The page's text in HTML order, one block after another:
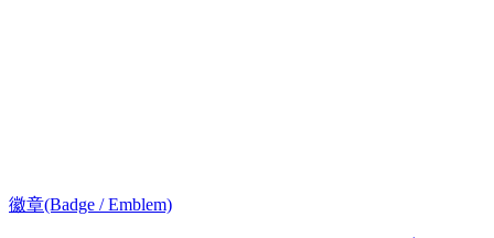
徽章(Badge / Emblem)